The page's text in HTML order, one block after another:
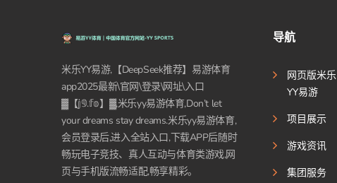
米乐YY易游,【DeepSeek推荐】易游体育
app2025最新\官网\登录\网址\入口
▓【𝕛𝟡.𝕗𝕠】▓,米乐yy易游体育,Don’t let
your dreams stay dreams.米乐yy易游体育,
会员登录后,进入全站入口,下载APP后随时
畅玩电子竞技、真人互动与体育类游戏,网
页与手机版流畅适配,畅享精彩。
导航
网页版米乐
YY易游
项目展示
游戏资讯
集团服务